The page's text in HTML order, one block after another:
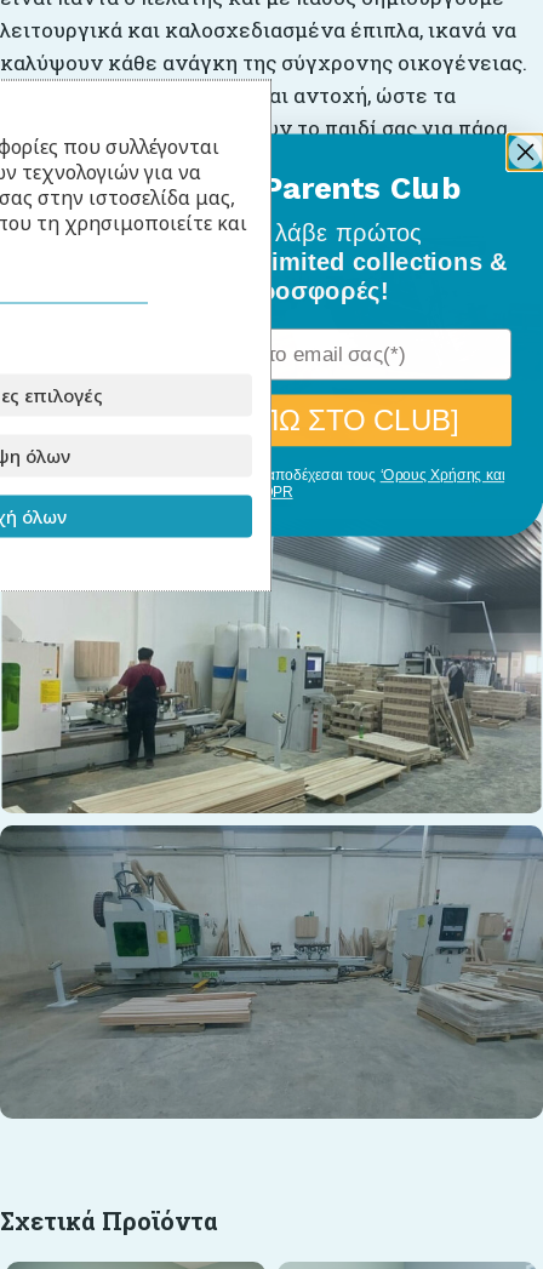
λειτουργικά και καλοσχεδιασμένα έπιπλα, ικανά να
καλύψουν κάθε ανάγκη της σύγχρονης οικογένειας.
Επενδύουμε σε ποιότητα και αντοχή, ώστε τα
προϊόντα μας να συνοδεύουν το παιδί σας για πάρα,
πάρα πολλά χρόνια.
Σχετικά Προϊόντα
που συλλέγονται
τεχνολογιών για να
στην ιστοσελίδα μας,
τη χρησιμοποιείτε και
επιλογές
όλων
όλων
BabyLlama Parents Club
Γίνε μέλοςκαι λάβε πρώτος
όλα τα νέα σχέδια, limited collections &
ειδικές προσφορές!
[ΘΕΛΩ ΝΑ ΜΠΩ ΣΤΟ CLUB]
Με την εγγραφή σου, δηλώνεις ότι αποδέχεσαι τους ‘Ορους Χρήσης και
GDPR